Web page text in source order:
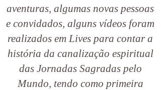
aventuras, algumas novas pessoas
e convidados, alguns vídeos foram
realizados em Lives para contar a
história da canalização espiritual
das Jornadas Sagradas pelo
Mundo, tendo como primeira